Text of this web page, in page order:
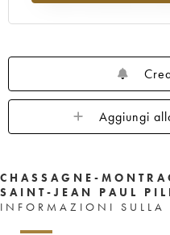
Aggiungi
CHASSAGNE-
SAINT-JEAN PAUL
INFORMAZIONI SULLA